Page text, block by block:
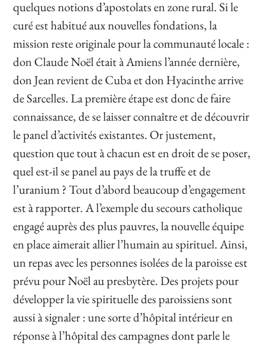
quelques notions d’apostolats en zone rural. Si le
curé est habitué aux nouvelles fondations, la
mission reste originale pour la communauté locale :
don Claude Noël était à Amiens l’année dernière,
don Jean revient de Cuba et don Hyacinthe arrive
de Sarcelles. La première étape est donc de faire
connaissance, de se laisser connaître et de découvrir
le panel d’activités existantes. Or justement,
question que tout à chacun est en droit de se poser,
quel est-il se panel au pays de la truffe et de
l’uranium ? Tout d’abord beaucoup d’engagement
est à rapporter. A l’exemple du secours catholique
engagé auprès des plus pauvres, la nouvelle équipe
en place aimerait allier l’humain au spirituel. Ainsi,
un repas avec les personnes isolées de la paroisse est
prévu pour Noël au presbytère. Des projets pour
développer la vie spirituelle des paroissiens sont
aussi à signaler : une sorte d’hôpital intérieur en
réponse à l’hôpital des campagnes dont parle le